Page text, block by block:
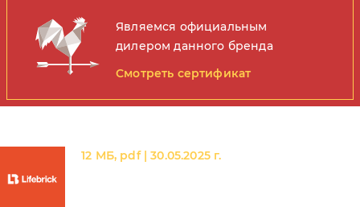
Являемся официальным
дилером данного бренда
Смотреть сертификат
12 МБ, pdf | 30.05.2025 г.